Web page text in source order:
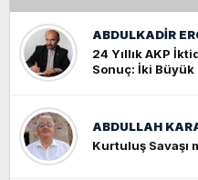
ABDULKADIR
24 Yıllık AKP
Sonuç: İki Büyük
ABDULLAH
Kurtuluş Savaşı